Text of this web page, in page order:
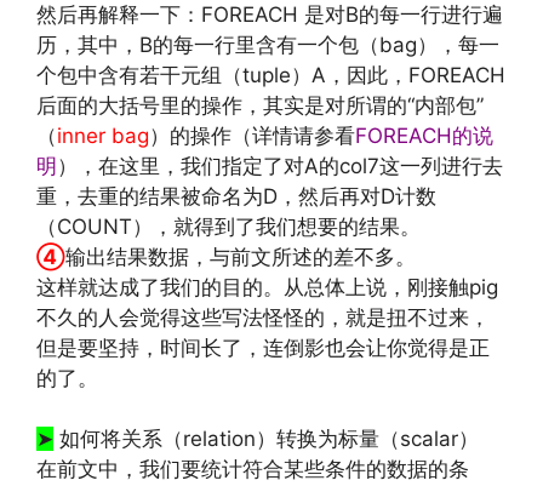
然后再解释一下：FOREACH 是对B的每一行进行遍
历，其中，B的每一行里含有一个包（bag），每一
个包中含有若干元组（tuple）A，因此，FOREACH
后面的大括号里的操作，其实是对所谓的“内部包”
（inner bag）的操作（详情请参看FOREACH的说
明），在这里，我们指定了对A的col7这一列进行去
重，去重的结果被命名为D，然后再对D计数
（COUNT），就得到了我们想要的结果。
④输出结果数据，与前文所述的差不多。
这样就达成了我们的目的。从总体上说，刚接触pig
不久的人会觉得这些写法怪怪的，就是扭不过来，
但是要坚持，时间长了，连倒影也会让你觉得是正
的了。
➤ 如何将关系（relation）转换为标量（scalar）
在前文中，我们要统计符合某些条件的数据的条